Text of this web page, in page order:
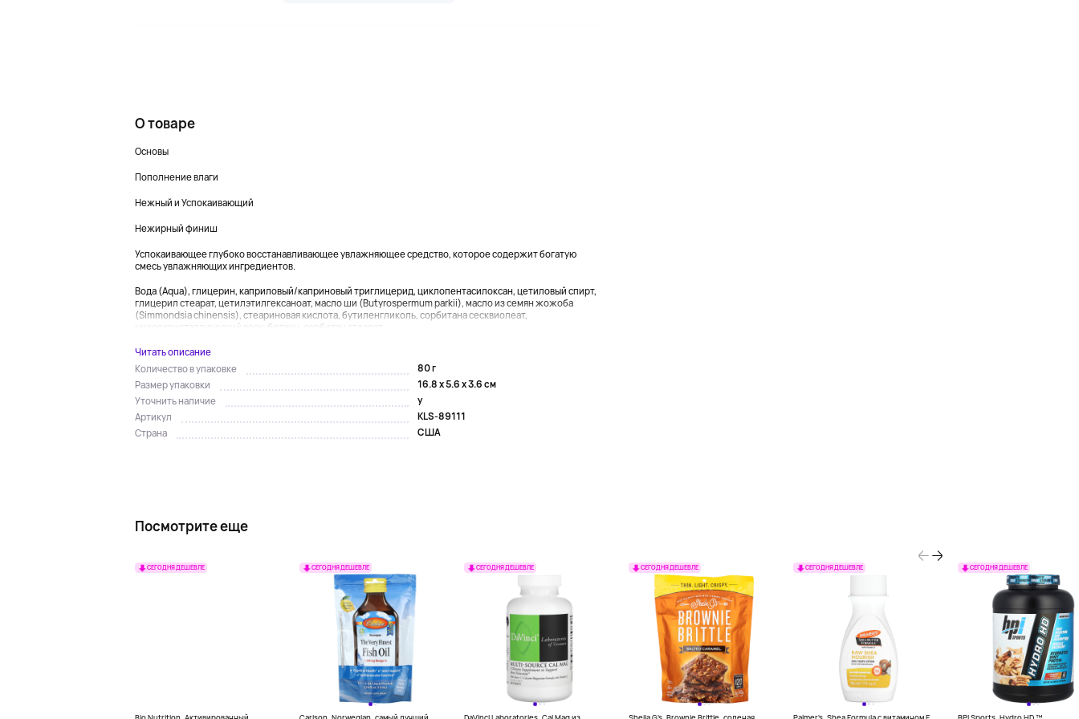
О товаре
Основы
Пополнение влаги
Нежный и Успокаивающий
Нежирный финиш
Успокаивающее глубоко восстанавливающее увлажняющее средство, которое содержит богатую
смесь увлажняющих ингредиентов.
Вода (Aqua), глицерин, каприловый/каприновый триглицерид, циклопентасилоксан, цетиловый спирт,
глицерил стеарат, цетилэтилгексаноат, масло ши (Butyrospermum parkii), масло из семян жожоба
(Simmondsia chinensis), стеариновая кислота, бутиленгликоль, сорбитана сесквиолеат,
микрокристаллический воск, бетаин, сорбитан стеарат,...
Читать описание
Количество в упаковке
80 г
Размер упаковки
16.8 x 5.6 x 3.6 см
Уточнить наличие
y
Артикул
KLS-89111
Страна
США
Посмотрите еще
СЕГОДНЯ ДЕШЕВЛЕ СЕГОДНЯ ДЕШЕВЛЕ СЕГОДНЯ ДЕШЕВЛЕ СЕГОДНЯ ДЕШЕВЛЕ СЕГОДНЯ ДЕШЕВЛЕ СЕГОДНЯ ДЕШЕВЛЕ